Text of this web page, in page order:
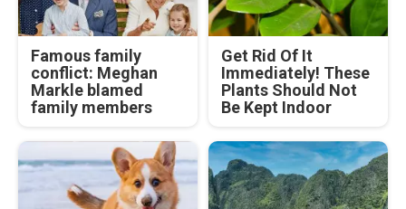
Famous family
conflict: Meghan
Markle blamed
family members
Get Rid Of It
Immediately! These
Plants Should Not
Be Kept Indoor